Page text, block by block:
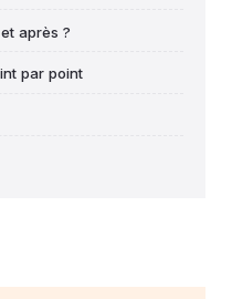
après ?
par point